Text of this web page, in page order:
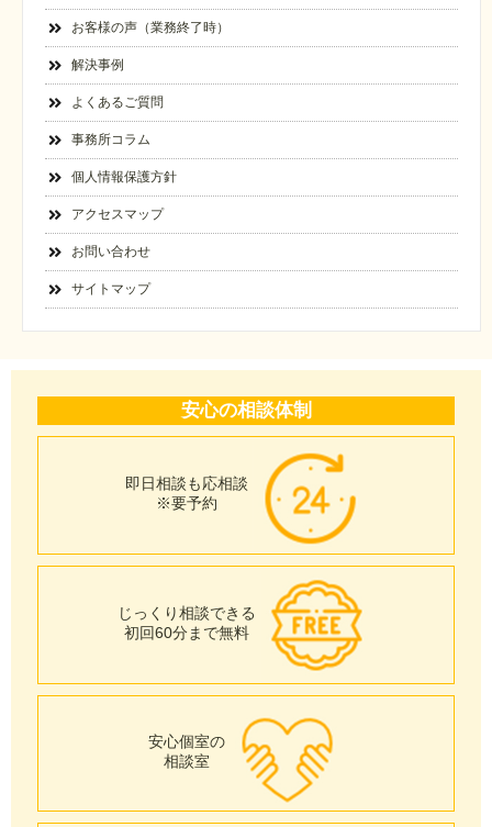
お客様の声（業務終了時）
解決事例
よくあるご質問
事務所コラム
個人情報保護方針
アクセスマップ
お問い合わせ
サイトマップ
安心の相談体制
即日相談も応相談
※要予約
じっくり相談できる
初回60分まで無料
安心個室の
相談室